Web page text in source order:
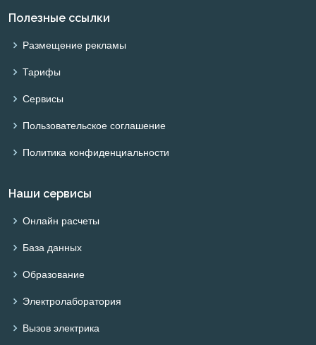
Полезные ссылки
Размещение рекламы
Тарифы
Сервисы
Пользовательское соглашение
Политика конфиденциальности
Наши сервисы
Онлайн расчеты
База данных
Образование
Электролаборатория
Вызов электрика